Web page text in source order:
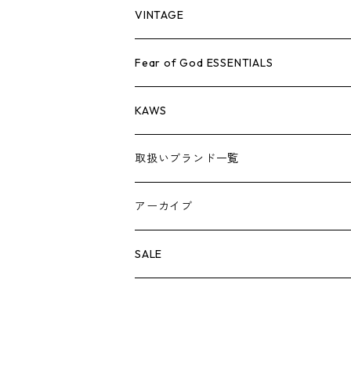
シューズ
小物
コラボレーション
×THE NORTH FACE
×COMME des GARCONS
シーズンアイテム
26SS
25FW
BOX LOGOアイテム
パーカー/クルーネック
バッグ
シューズ
小物
キャップ・ハット
バッグ
シューズ
小物
パンツ
キャップ・ハット
バッグ
シューズ
小物
ジャケット
パンツ
キャップ・ハット
バッグ
シューズ
小物
シャツ
ジャケット
パンツ
キャップ
バッグ
小物
スウェット/ニット
シャツ
ジャケット
パンツ
キャップ・ハット
バッグ
ロンTEE
スウェット/ニット
シャツ
ジャケット
パンツ
キャップ・ハット
シューズ
AIR JORDAN 1
AIR JORDAN 3
アパレル・小物
VINTAGE
Tシャツ
ロンTEE
スウェット/ニット
ジャケット
パンツ
Fear of God ESSENTIALS
Tシャツ
ロンTEE
スウェット/ニット
シャツ
KAWS
アパレル
小物
取扱いブランド一覧
A
A BATHING APE
B
アーカイブ
SALE